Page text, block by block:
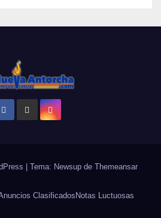
| Tema: Newsup de Themeansar
Clasificados Notas Luctuosas